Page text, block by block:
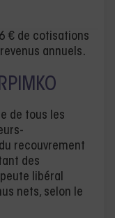
€ de cotisations
annuels.
de tous les
recouvrement
des
libéral
nets, selon le